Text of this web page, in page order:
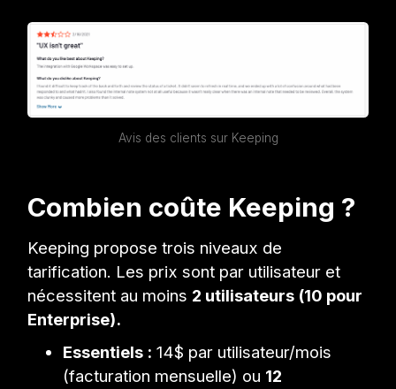
Avis des clients sur Keeping
Combien coûte Keeping ?
Keeping propose trois niveaux de
tarification. Les prix sont par utilisateur et
nécessitent au moins 2 utilisateurs (10 pour
Enterprise).
Essentiels : 14$ par utilisateur/mois
(facturation mensuelle) ou 12